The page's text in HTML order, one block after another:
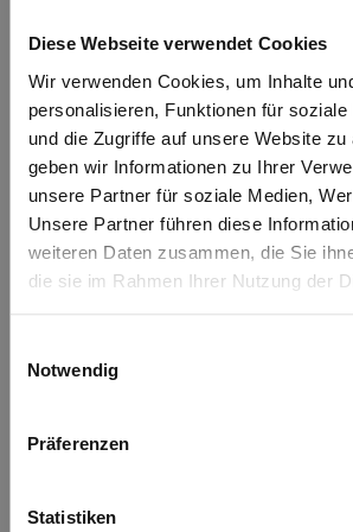
Diese Webseite verwendet Cookies
Wir verwenden Cookies, um Inhalte
personalisieren, Funktionen für
und die Zugriffe auf unsere Website
geben wir Informationen zu Ihrer
unsere Partner für soziale Medien,
Unsere Partner führen diese
weiteren Daten zusammen, die Sie
die sie im Rahmen Ihrer Nutzung der
Notwendig
Präferenzen
Statistiken
internationalen Trainern als
Der Fokus für die
Gesundheitsbereich
Für die nahe Zukunft plant Gernot
des Angkor Inter Fitness. Sukzessive
Physiotherapie und ein Heilpraktiker in
integriert werden. Die Konzepte und
Erweiterung sollen bis Ende 2019 fertig
Es ist beeindruckend, mit welcher
Ort Gernot Heckel das Projekt Angkor
Und, es ist bemerkenswert, dass